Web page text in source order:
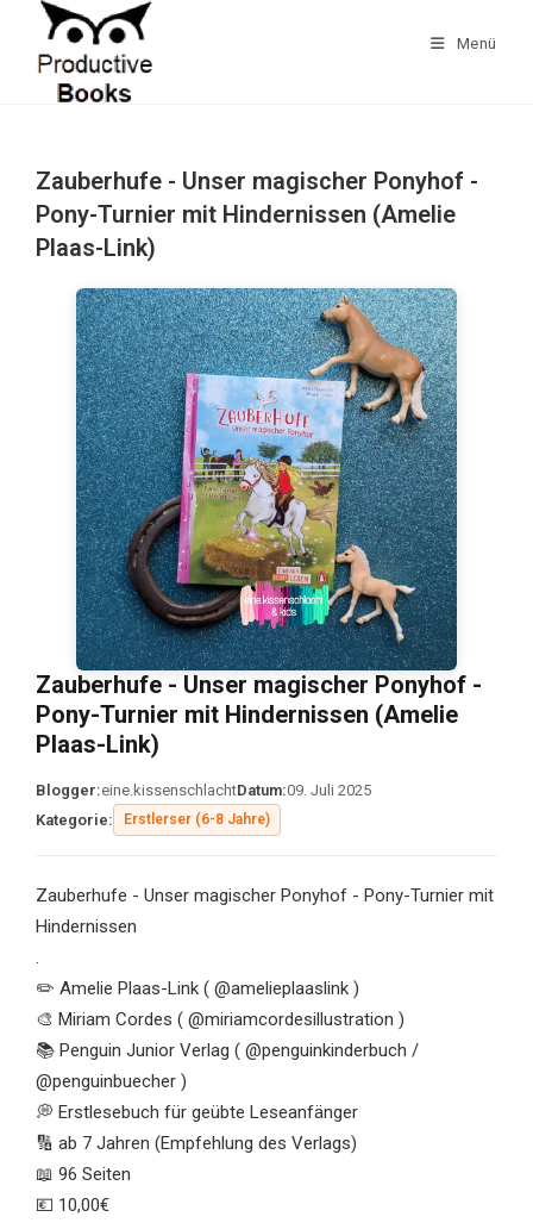
springen
Menü
Zauberhufe - Unser magischer Ponyhof -
Pony-Turnier mit Hindernissen (Amelie
Plaas-Link)
Zauberhufe - Unser magischer Ponyhof -
Pony-Turnier mit Hindernissen (Amelie
Plaas-Link)
Blogger:eine.kissenschlachtDatum:09. Juli 2025
Kategorie:
Erstlerser (6-8 Jahre)
Zauberhufe - Unser magischer Ponyhof - Pony-Turnier mit
Hindernissen
.
✏️ Amelie Plaas-Link ( @amelieplaaslink )
🎨 Miriam Cordes ( @miriamcordesillustration )
📚 Penguin Junior Verlag ( @penguinkinderbuch /
@penguinbuecher )
💭 Erstlesebuch für geübte Leseanfänger
🔢 ab 7 Jahren (Empfehlung des Verlags)
📖 96 Seiten
💶 10,00€